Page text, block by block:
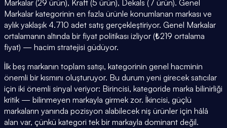
Markalar (29 ürün), Kraft (5 ürün), Dekals (7 ürün). Genel
Markalar kategorinin en fazla ürünle konumlanan markası ve
aylık yaklaşık 4.710 adet satış gerçekleştiriyor. Genel Markalar
ortalamanın altında bir fiyat politikası izliyor (₺219 ortalama
fiyat) — hacim stratejisi güdüyor.
İlk beş markanın toplam satışı, kategorinin genel hacminin
önemli bir kısmını oluşturuyor. Bu durum yeni girecek satıcılar
için iki önemli sinyal veriyor: Birincisi, kategoride marka bilinirliği
kritik — bilinmeyen markayla girmek zor. İkincisi, güçlü
markaların yanında pozisyon alabilecek niş ürünler için hâlâ
alan var, çünkü kategori tek bir markayla dominant değil.